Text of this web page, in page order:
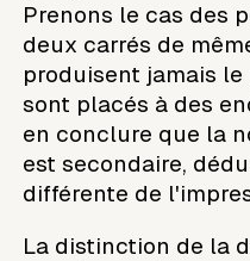
Prenons le cas des
deux carrés de
produisent jamais
sont placés à des
en conclure que la
est secondaire,
différente de
La distinction de la